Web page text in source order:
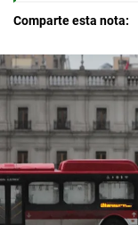
Comparte esta nota: